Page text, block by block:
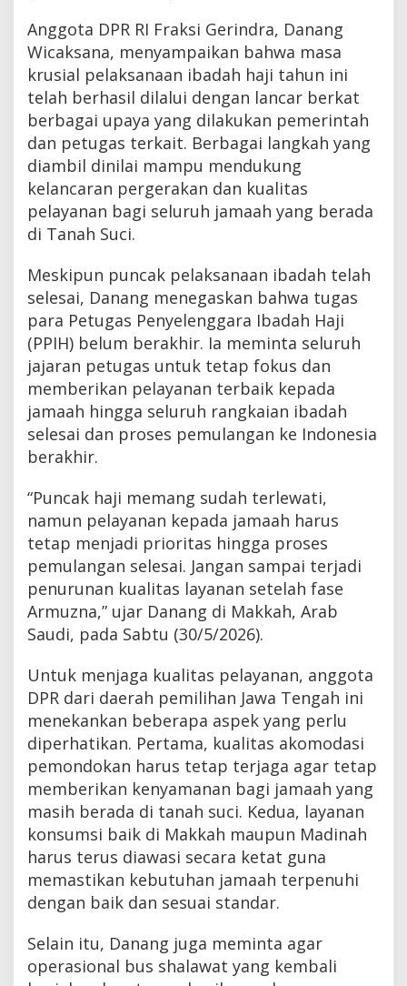
Anggota DPR RI Fraksi Gerindra, Danang
Wicaksana, menyampaikan bahwa masa
krusial pelaksanaan ibadah haji tahun ini
telah berhasil dilalui dengan lancar berkat
berbagai upaya yang dilakukan pemerintah
dan petugas terkait. Berbagai langkah yang
diambil dinilai mampu mendukung
kelancaran pergerakan dan kualitas
pelayanan bagi seluruh jamaah yang berada
di Tanah Suci.
Meskipun puncak pelaksanaan ibadah telah
selesai, Danang menegaskan bahwa tugas
para Petugas Penyelenggara Ibadah Haji
(PPIH) belum berakhir. Ia meminta seluruh
jajaran petugas untuk tetap fokus dan
memberikan pelayanan terbaik kepada
jamaah hingga seluruh rangkaian ibadah
selesai dan proses pemulangan ke Indonesia
berakhir.
“Puncak haji memang sudah terlewati,
namun pelayanan kepada jamaah harus
tetap menjadi prioritas hingga proses
pemulangan selesai. Jangan sampai terjadi
penurunan kualitas layanan setelah fase
Armuzna,” ujar Danang di Makkah, Arab
Saudi, pada Sabtu (30/5/2026).
Untuk menjaga kualitas pelayanan, anggota
DPR dari daerah pemilihan Jawa Tengah ini
menekankan beberapa aspek yang perlu
diperhatikan. Pertama, kualitas akomodasi
pemondokan harus tetap terjaga agar tetap
memberikan kenyamanan bagi jamaah yang
masih berada di tanah suci. Kedua, layanan
konsumsi baik di Makkah maupun Madinah
harus terus diawasi secara ketat guna
memastikan kebutuhan jamaah terpenuhi
dengan baik dan sesuai standar.
Selain itu, Danang juga meminta agar
operasional bus shalawat yang kembali